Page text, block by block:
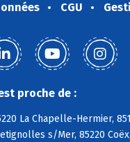
CGU
proche de :
La Chapelle-Hermier,
s/Mer, 85220